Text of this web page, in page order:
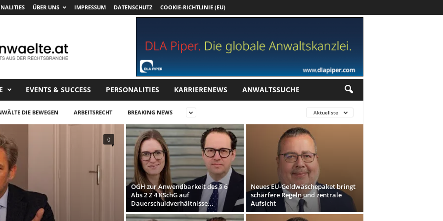
ÜBER UNS IMPRESSUM DATENSCHUTZ COOKIE-RICHTLINIE (EU)
EVENTS & SUCCESS PERSONALITIES KARRIERENEWS ANWALTSSUCHE
DIE BEWEGEN ARBEITSRECHT BREAKING NEWS Aktuellste
0
OGH zur Anwendbarkeit des § 6
Abs 2 Z 4 KSchG auf
Dauerschuldverhältnisse...
Neues EU-Geldwäschepaket bringt
schärfere Regeln und zentrale
Aufsicht